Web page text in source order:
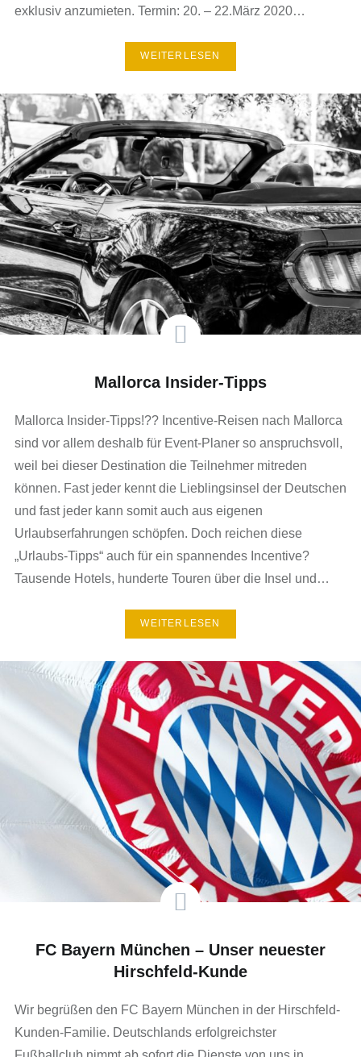
exklusiv anzumieten. Termin: 20. – 22.März 2020…
WEITERLESEN
Mallorca Insider-Tipps
Mallorca Insider-Tipps!?? Incentive-Reisen nach Mallorca
sind vor allem deshalb für Event-Planer so anspruchsvoll,
weil bei dieser Destination die Teilnehmer mitreden
können. Fast jeder kennt die Lieblingsinsel der Deutschen
und fast jeder kann somit auch aus eigenen
Urlaubserfahrungen schöpfen. Doch reichen diese
„Urlaubs-Tipps“ auch für ein spannendes Incentive?
Tausende Hotels, hunderte Touren über die Insel und…
WEITERLESEN
FC Bayern München – Unser neuester
Hirschfeld-Kunde
Wir begrüßen den FC Bayern München in der Hirschfeld-
Kunden-Familie. Deutschlands erfolgreichster